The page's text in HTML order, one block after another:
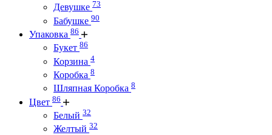
Девушке 73
Бабушке 90
Упаковка 86
Букет 86
Корзина 4
Коробка 8
Шляпная Коробка 8
Цвет 86
Белый 32
Желтый 32